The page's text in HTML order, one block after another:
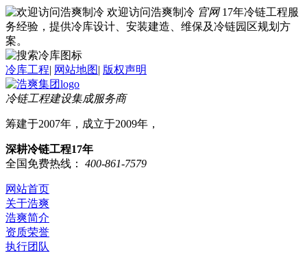
欢迎访问浩爽制冷 官网 17年冷链工程服
务经验，提供冷库设计、安装建造、维保及冷链园区规划方
案。
冷库工程| 网站地图| 版权声明
冷链工程建设集成服务商
筹建于2007年，成立于2009年，
深耕冷链工程17年
全国免费热线：
400-861-7579
网站首页
关于浩爽
浩爽简介
资质荣誉
执行团队